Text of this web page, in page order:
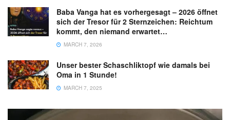
Baba Vanga hat es vorhergesagt – 2026 öffnet
sich der Tresor für 2 Sternzeichen: Reichtum
kommt, den niemand erwartet…
MARCH 7, 2026
Unser bester Schaschliktopf wie damals bei
Oma in 1 Stunde!
MARCH 7, 2025